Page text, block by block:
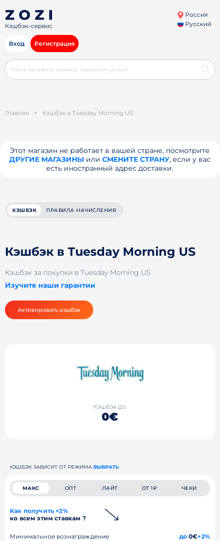
Кэшбэк-сервис
Россия
Русский
Вход Регистрация
Главная > Кэшбэк в Tuesday Morning US
Этот магазин не работает в вашей стране, посмотрите
ДРУГИЕ МАГАЗИНЫили СМЕНИТЕ СТРАНУ, если у вас
есть иностранный адрес доставки.
КЭШБЭК ПРАВИЛА НАЧИСЛЕНИЯ
Кэшбэк в Tuesday Morning US
Кэшбэк за покупки в Tuesday Morning US
Изучите наши гарантии
Активировать кэшбэк
Кэшбэк до
0€
КЭШБЭК ЗАВИСИТ ОТ РЕЖИМА ВЫБРАТЬ
МАКС ОПТ ЛАЙТ ОТ 1₽ ЧЕКИ
Как получить +2%
ко всем этим ставкам ?
Минимальное вознаграждение до0€+2%